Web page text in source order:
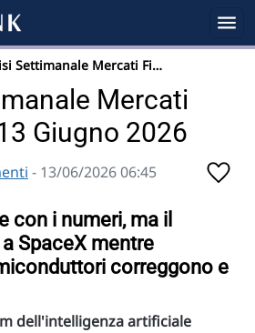
Settimanale Mercati Fi…
Mercati
Giugno 2026
- 13/06/2026 06:45
con i numeri, ma il
SpaceX mentre
correggono e
dell'intelligenza artificiale